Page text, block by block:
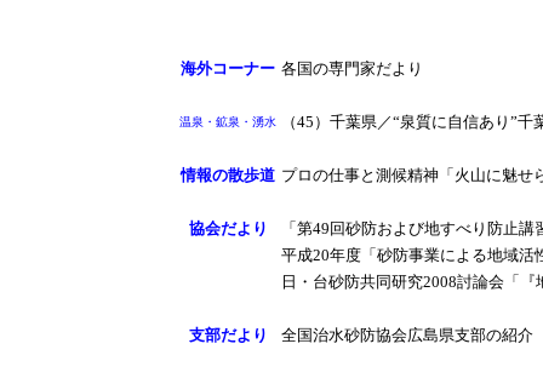
海外コーナー 各国の専門家だより
温泉・鉱泉・湧水 （45）千葉県／“泉質に自信あり”千
情報の散歩道 プロの仕事と測候精神「火山に魅
協会だより
「第49回砂防および地すべり防止
平成20年度「砂防事業による地域
日・台砂防共同研究2008討論会「
支部だより 全国治水砂防協会広島県支部の紹介